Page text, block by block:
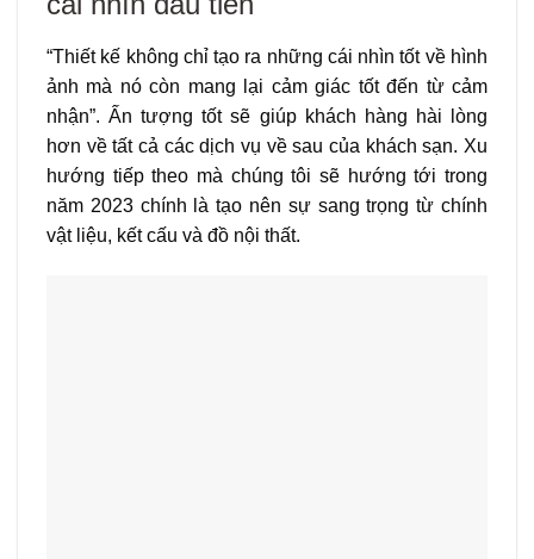
“Thiết kế không chỉ tạo ra những cái nhìn tốt về hình
ảnh mà nó còn mang lại cảm giác tốt đến từ cảm
nhận”. Ấn tượng tốt sẽ giúp khách hàng hài lòng
hơn về tất cả các dịch vụ về sau của khách sạn. Xu
hướng tiếp theo mà chúng tôi sẽ hướng tới trong
năm 2023 chính là tạo nên sự sang trọng từ chính
vật liệu, kết cấu và đồ nội thất.